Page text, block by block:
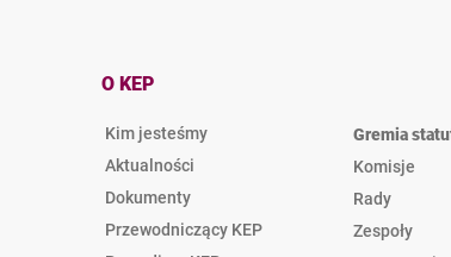
O KEP
Kim jesteśmy
Aktualności
Dokumenty
Przewodniczący KEP
Gremia
Komisje
Rady
Zespoły